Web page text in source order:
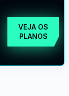
VEJA OS
PLANOS